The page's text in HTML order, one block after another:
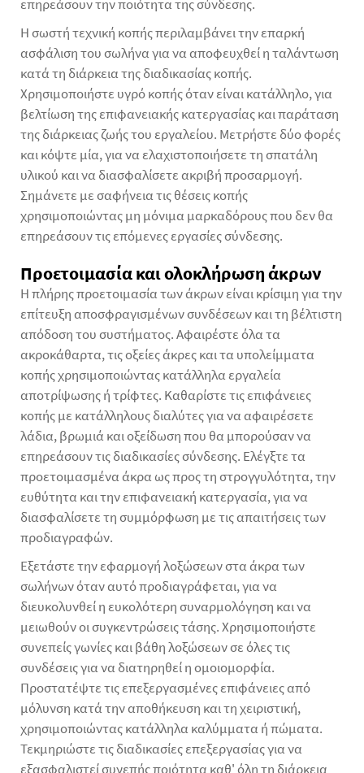
επηρεάσουν την ποιότητα της σύνδεσης.
Η σωστή τεχνική κοπής περιλαμβάνει την επαρκή
ασφάλιση του σωλήνα για να αποφευχθεί η ταλάντωση
κατά τη διάρκεια της διαδικασίας κοπής.
Χρησιμοποιήστε υγρό κοπής όταν είναι κατάλληλο, για
βελτίωση της επιφανειακής κατεργασίας και παράταση
της διάρκειας ζωής του εργαλείου. Μετρήστε δύο φορές
και κόψτε μία, για να ελαχιστοποιήσετε τη σπατάλη
υλικού και να διασφαλίσετε ακριβή προσαρμογή.
Σημάνετε με σαφήνεια τις θέσεις κοπής
χρησιμοποιώντας μη μόνιμα μαρκαδόρους που δεν θα
επηρεάσουν τις επόμενες εργασίες σύνδεσης.
Προετοιμασία και ολοκλήρωση άκρων
Η πλήρης προετοιμασία των άκρων είναι κρίσιμη για την
επίτευξη αποσφραγισμένων συνδέσεων και τη βέλτιστη
απόδοση του συστήματος. Αφαιρέστε όλα τα
ακροκάθαρτα, τις οξείες άκρες και τα υπολείμματα
κοπής χρησιμοποιώντας κατάλληλα εργαλεία
αποτρίψωσης ή τρίφτες. Καθαρίστε τις επιφάνειες
κοπής με κατάλληλους διαλύτες για να αφαιρέσετε
λάδια, βρωμιά και οξείδωση που θα μπορούσαν να
επηρεάσουν τις διαδικασίες σύνδεσης. Ελέγξτε τα
προετοιμασμένα άκρα ως προς τη στρογγυλότητα, την
ευθύτητα και την επιφανειακή κατεργασία, για να
διασφαλίσετε τη συμμόρφωση με τις απαιτήσεις των
προδιαγραφών.
Εξετάστε την εφαρμογή λοξώσεων στα άκρα των
σωλήνων όταν αυτό προδιαγράφεται, για να
διευκολυνθεί η ευκολότερη συναρμολόγηση και να
μειωθούν οι συγκεντρώσεις τάσης. Χρησιμοποιήστε
συνεπείς γωνίες και βάθη λοξώσεων σε όλες τις
συνδέσεις για να διατηρηθεί η ομοιομορφία.
Προστατέψτε τις επεξεργασμένες επιφάνειες από
μόλυνση κατά την αποθήκευση και τη χειριστική,
χρησιμοποιώντας κατάλληλα καλύμματα ή πώματα.
Τεκμηριώστε τις διαδικασίες επεξεργασίας για να
εξασφαλιστεί συνεπής ποιότητα καθ' όλη τη διάρκεια